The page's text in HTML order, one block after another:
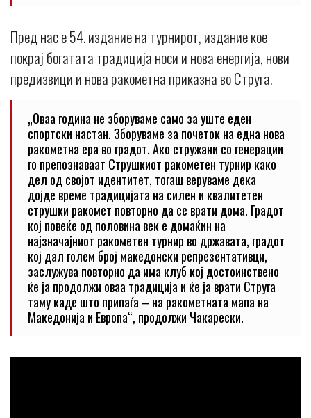
Пред нас е 54. издание на турнирот, издание кое
покрај богатата традиција носи и нова енергија, нови
предизвици и нова ракометна приказна во Струга.
„Оваа година не зборуваме само за уште еден
спортски настан. Зборуваме за почеток на една нова
ракометна ера во градот. Ако стружани со генерации
го препознаваат Струшкиот ракометен турнир како
дел од својот идентитет, тогаш веруваме дека
дојде време традицијата на силен и квалитетен
струшки ракомет повторно да се врати дома. Градот
кој повеќе од половина век е домаќин на
најзначајниот ракометен турнир во државата, градот
кој дал голем број македонски репрезентативци,
заслужува повторно да има клуб кој достоинствено
ќе ја продолжи оваа традиција и ќе ја врати Струга
таму каде што припаѓа – на ракометната мапа на
Македонија и Европа“, продолжи Чакарески.